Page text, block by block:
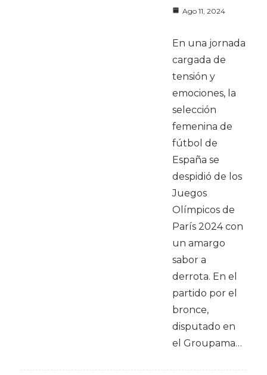
Ago 11, 2024
En una jornada
cargada de
tensión y
emociones, la
selección
femenina de
fútbol de
España se
despidió de los
Juegos
Olímpicos de
París 2024 con
un amargo
sabor a
derrota. En el
partido por el
bronce,
disputado en
el Groupama…